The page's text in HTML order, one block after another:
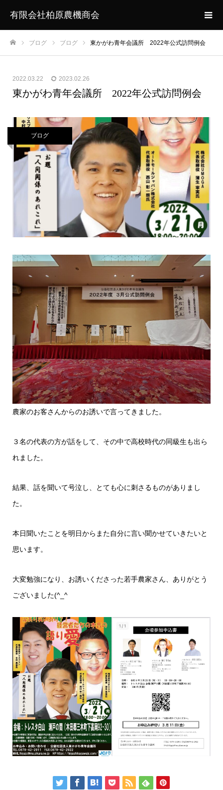
有限会社柏原農機商会
ブログ ブログ 東かがわ青年会議所 2022年公式訪問例会
2022.03.22 2023.02.26
東かがわ青年会議所 2022年公式訪問例会
ブログ
農家のお客さんからのお誘いで言ってきました。
３名の代表の方が話をして、その中で高校時代の同級生も出ら
れました。
結果、話を聞いて号泣し、とても心に刺さるものがありまし
た。
本日聞いたことを明日からまた自分に言い聞かせていきたいと
思います。
大変勉強になり、お誘いくださった若手農家さん、ありがとう
ございました(^_^ゞ